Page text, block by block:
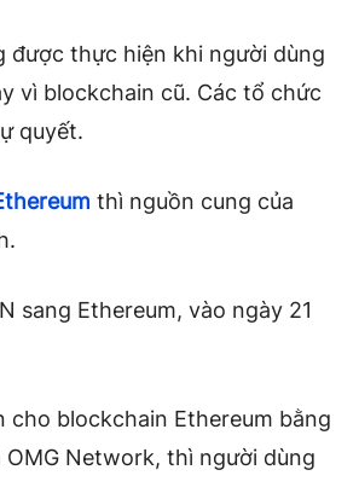
được thực hiện khi người dùng
vì blockchain cũ. Các tổ chức
quyết.
thì nguồn cung của
sang Ethereum, vào ngày 21
blockchain Ethereum bằng
Network, thì người dùng